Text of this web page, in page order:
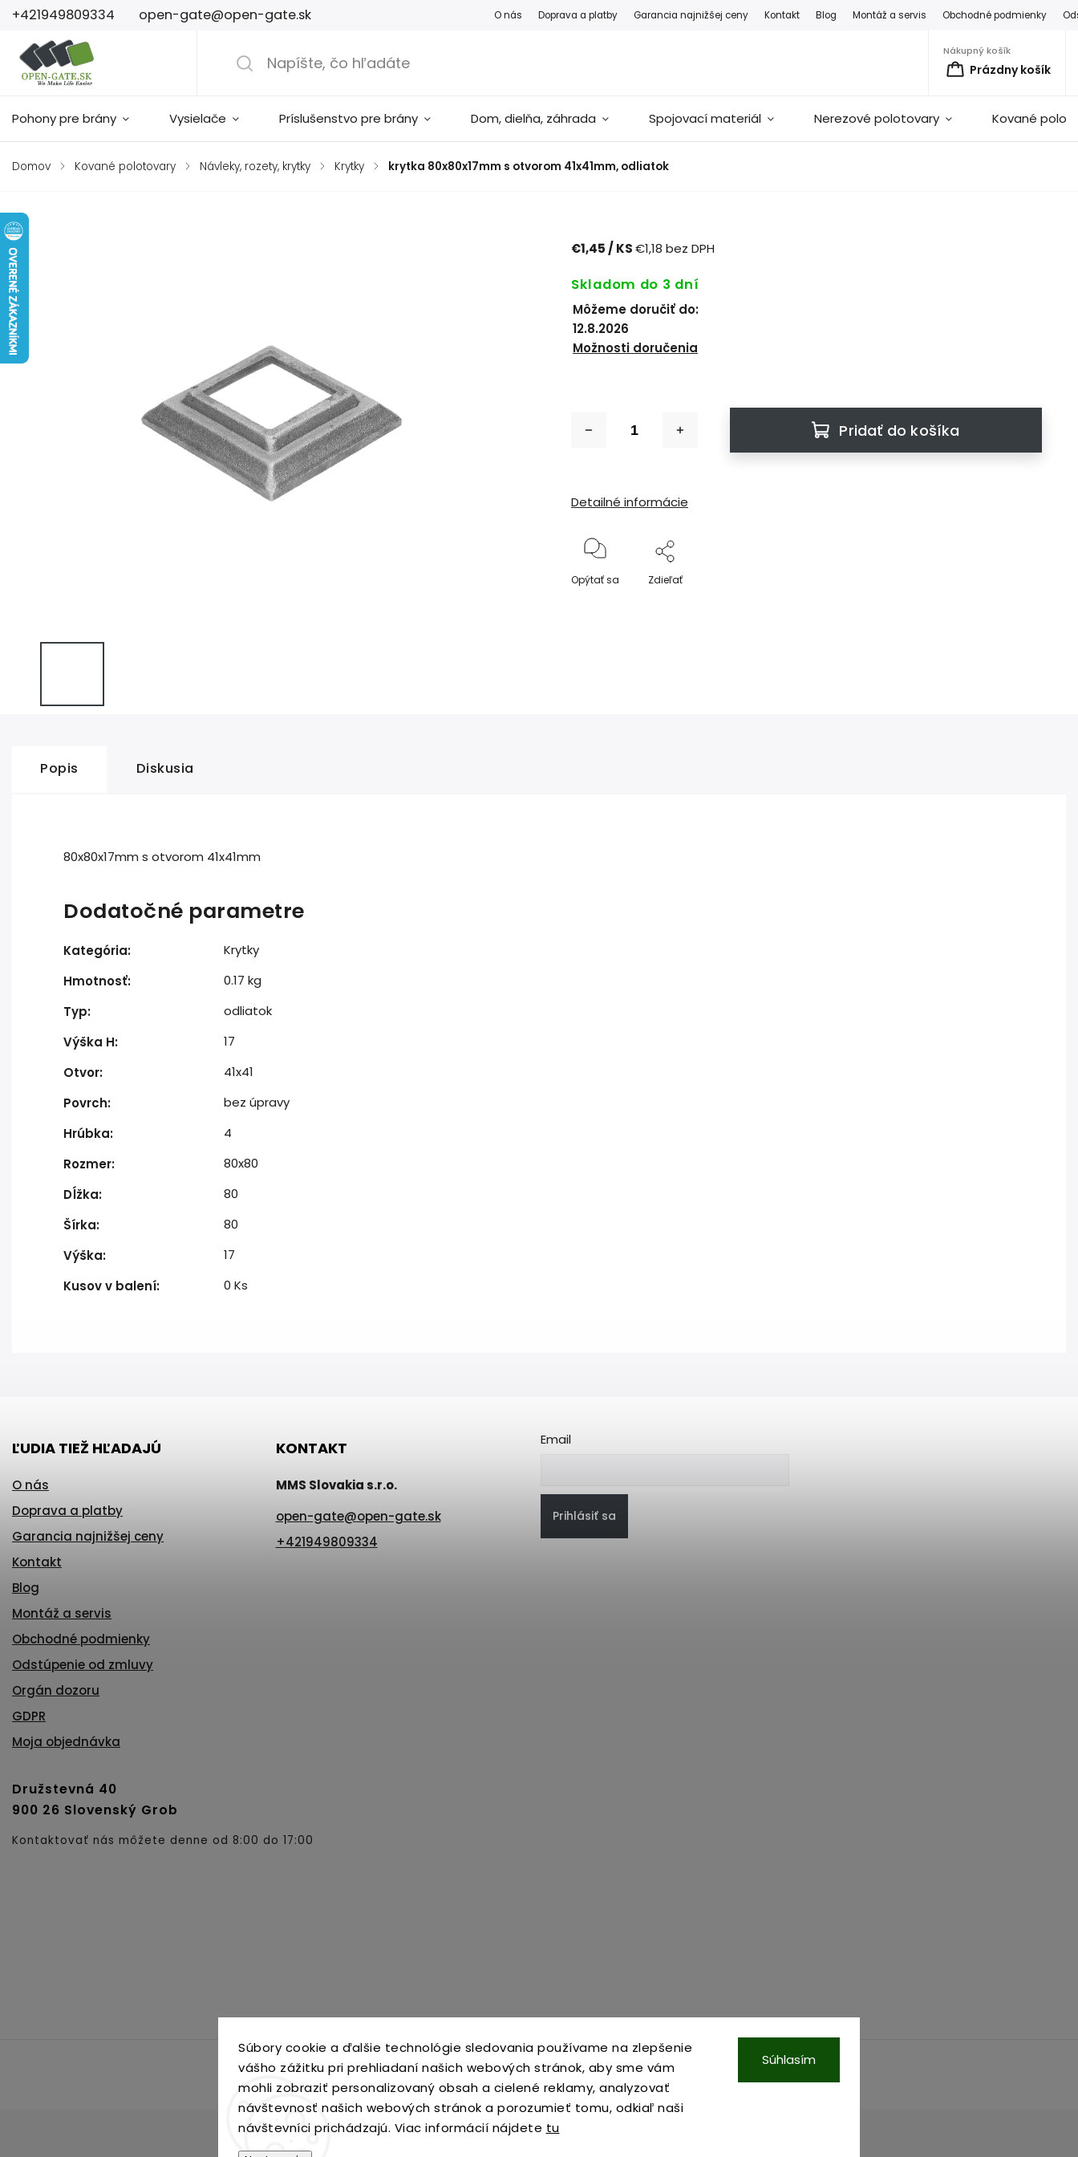
Súbory cookie a ďalšie technológie sledovania používame na zlepšenie
vášho zážitku pri prehliadaní našich webových stránok, aby sme vám
mohli zobraziť personalizovaný obsah a cielené reklamy, analyzovať
návštevnosť našich webových stránok a porozumieť tomu, odkiaľ naši
návštevníci prichádzajú. Viac informácií nájdete tu
Súhlasím
+421949809334 open-gate@open-gate.sk O nás Doprava a platby Garancia najnižšej ceny Kontakt Blog Montáž a servis Obchodné podmienky
Nákupný košík
Prázdny košík
Pohony pre brány Vysielače Príslušenstvo pre brány Dom, dielňa, záhrada Spojovací materiál Nerezové polotovary Kované
Domov / Kované polotovary / Návleky, rozety, krytky / Krytky / krytka 80x80x17mm s otvorom 41x41mm, odliatok
€1,45 / KS€1,18 bez DPH
Skladom do 3 dní
Môžeme doručiť do:
12.8.2026
Možnosti doručenia
Pridať do košíka
Detailné informácie
Opýtať sa Zdieľať
Popis Diskusia
80x80x17mm s otvorom 41x41mm
Dodatočné parametre
Kategória:
Krytky
Hmotnosť:
0.17 kg
Typ:
odliatok
Výška H:
17
Otvor:
41x41
Povrch:
bez úpravy
Hrúbka:
4
Rozmer:
80x80
Dĺžka:
80
Šírka:
80
Výška:
17
Kusov v balení: 0 Ks
ĽUDIA TIEŽ HĽADAJÚ
O nás
Doprava a platby
Garancia najnižšej ceny
Kontakt
Blog
Montáž a servis
Obchodné podmienky
Odstúpenie od zmluvy
Orgán dozoru
GDPR
Moja objednávka
KONTAKT
MMS Slovakia s.r.o.
open-gate@open-gate.sk
+421949809334
Email
Prihlásiť sa
Družstevná 40
900 26 Slovenský Grob
Kontaktovať nás môžete denne od 8:00 do 17:00
open-gate.cz montazpohonu.sk